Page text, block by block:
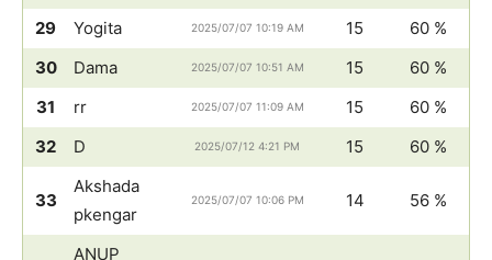
29 Yogita 2025/07/07 10:19 AM 15
60 %
30
Dama 2025/07/07 10:51 AM 15
60 %
31
rr 2025/07/07 11:09 AM 15
60 %
32
D 2025/07/12 4:21 PM 15 60 %
33
Akshada
pkengar
2025/07/07 10:06 PM 14 56 %
ANUP